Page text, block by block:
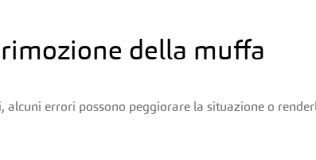
della muffa
errori possono peggiorare la situazione o